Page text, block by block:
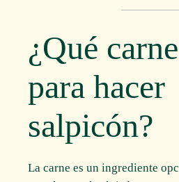
¿Qué
para hacer
salpicón?
La carne es un ingrediente